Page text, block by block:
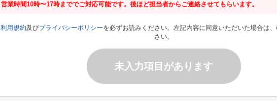
営業時間10時〜17時まででご対応可能です。後ほど担当者からご連絡させてもらいます。
利用規約及びプライバシーポリシーを必ずお読みください。左記内容に同意いただいた場合は
さい。
未入力項目があります